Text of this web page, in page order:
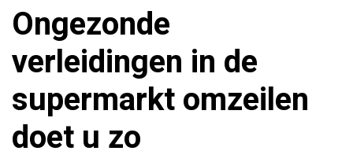
Ongezonde
verleidingen in de
supermarkt omzeilen
doet u zo